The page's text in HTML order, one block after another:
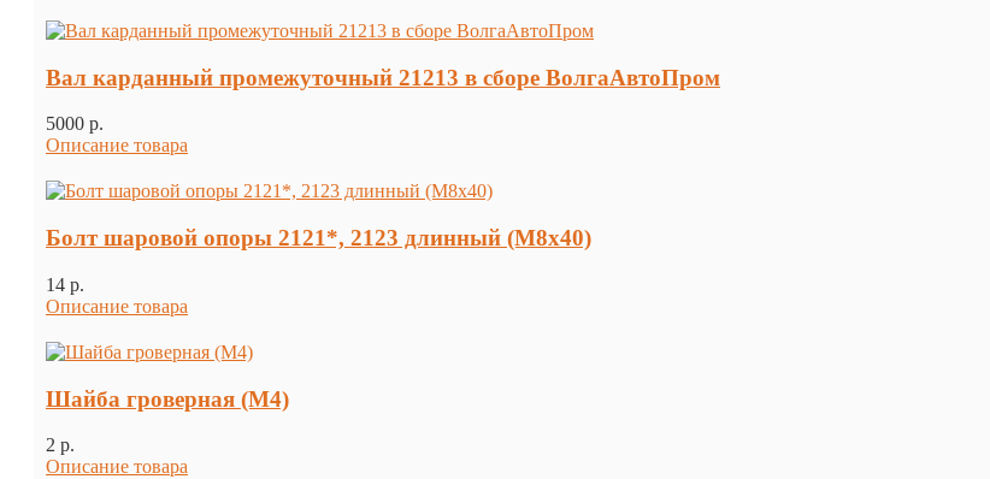
Вал карданный промежуточный 21213 в сборе ВолгаАвтоПром
5000 p.
Описание товара
Болт шаровой опоры 2121*, 2123 длинный (М8х40)
14 p.
Описание товара
Шайба гроверная (М4)
2 p.
Описание товара